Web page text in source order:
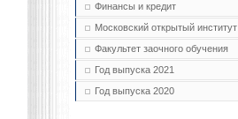
Финансы и кредит
Московский открытый институт
Факультет заочного обучения
Год выпуска 2021
Год выпуска 2020